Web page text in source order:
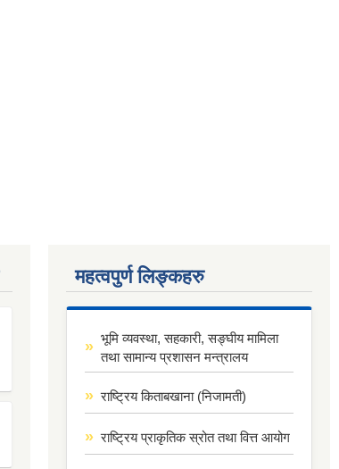
महत्वपुर्ण लिङ्कहरु
भूमि व्यवस्था, सहकारी, सङ्घीय मामिला
तथा सामान्य प्रशासन मन्त्रालय
राष्ट्रिय किताबखाना (निजामती)
राष्ट्रिय प्राकृतिक स्रोत तथा वित्त आयोग